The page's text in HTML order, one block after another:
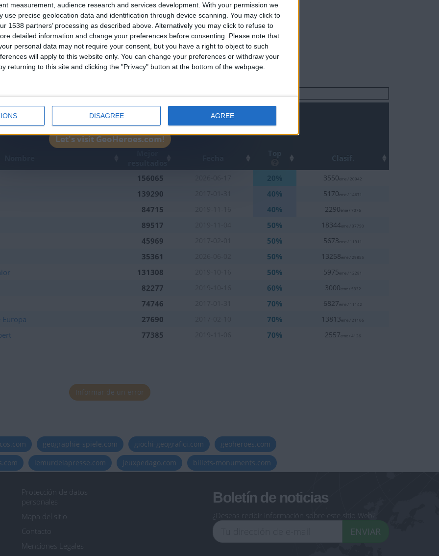
measurement, audience research and services development. With your permission we
use precise geolocation data and identification through device scanning. You may click to
1538 partners’ processing as described above. Alternatively you may click to refuse to
detailed information and change your preferences before consenting.
Please note that
personal data may not require your consent, but you have a right to object to such
will apply to this website only. You can change your preferences or withdraw your
returning to this site and clicking the "Privacy" button at the bottom of the webpage.
DISAGREE AGREE
1 2
Top Clasif.
156065 20% 3550eme / 20942
139290 40% 5170eme / 14671
84715 40% 2290eme / 7076
89517 50% 18344eme / 37750
45969 50% 5673eme / 11911
35361 50% 13258eme / 29855
131308 50% 5975eme / 12281
82277 60% 3000eme / 5332
74746 70% 6827eme / 11142
Europa 27690 70% 13813eme / 21106
77385 70% 2557eme / 4126
Informar de un error
geographie-spiele.com giochi-geografici.com
geoheroes.com
lemurdelapresse.com jeuxpedago.com billets-monuments.com
Protección de datos
personales
Mapa del sitio
Contacto
Menciones Legales
Boletín de noticias
¿Deseas recibir información sobre este sitio Web?
ENVIAR
Join our American version now and be among
the firsts to submit your score on our
leaderboards!
Let's visit GeoHeroes.com!